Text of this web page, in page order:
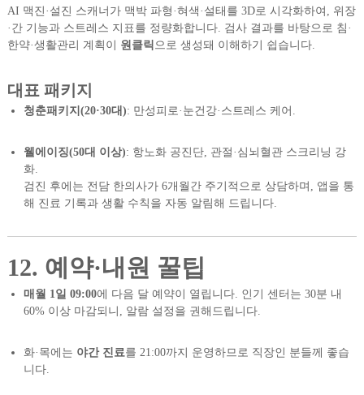
AI 맥진·설진 스캐너가 맥박 파형·혀색·설태를 3D로 시각화하여, 위장
·간 기능과 스트레스 지표를 정량화합니다. 검사 결과를 바탕으로 침·
한약·생활관리 계획이 원클릭 으로 생성돼 이해하기 쉽습니다.
대표 패키지
청춘패키지(20·30대): 만성피로·눈건강·스트레스 케어.
웰에이징(50대 이상): 항노화 공진단, 관절·심뇌혈관 스크리닝 강
화.
검진 후에는 전담 한의사가 6개월간 주기적으로 상담하며, 앱을 통
해 진료 기록과 생활 수칙을 자동 알림해 드립니다.
12. 예약·내원 꿀팁
매월 1일 09:00에 다음 달 예약이 열립니다. 인기 센터는 30분 내
60% 이상 마감되니, 알람 설정을 권해드립니다.
화·목에는 야간 진료를 21:00까지 운영하므로 직장인 분들께 좋습
니다.